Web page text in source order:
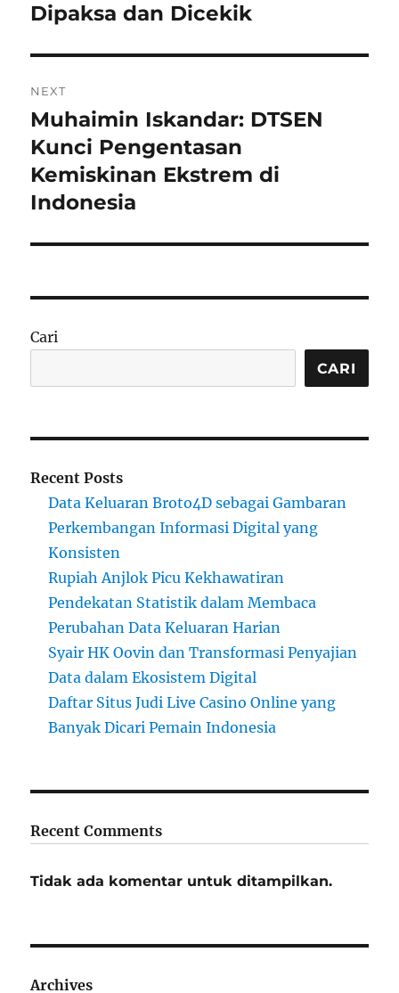
Dipaksa dan Dicekik
NEXT
Next
post:
Muhaimin Iskandar: DTSEN
Kunci Pengentasan
Kemiskinan Ekstrem di
Indonesia
Cari
CARI
Recent Posts
Data Keluaran Broto4D sebagai Gambaran
Perkembangan Informasi Digital yang
Konsisten
Rupiah Anjlok Picu Kekhawatiran
Pendekatan Statistik dalam Membaca
Perubahan Data Keluaran Harian
Syair HK Oovin dan Transformasi Penyajian
Data dalam Ekosistem Digital
Daftar Situs Judi Live Casino Online yang
Banyak Dicari Pemain Indonesia
Recent Comments
Tidak ada komentar untuk ditampilkan.
Archives